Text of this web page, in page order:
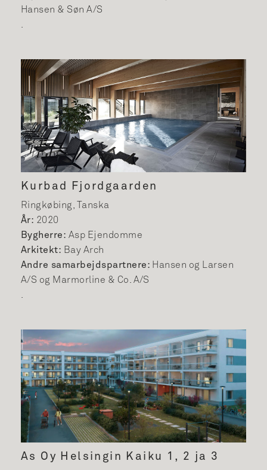
Hansen & Søn A/S
Kurbad Fjordgaarden
Ringkøbing, Tanska
År: 2020
Bygherre: Asp Ejendomme
Arkitekt: Bay Arch
Andre samarbejdspartnere: Hansen og Larsen
A/S og Marmorline & Co. A/S
As Oy Helsingin Kaiku 1, 2 ja 3